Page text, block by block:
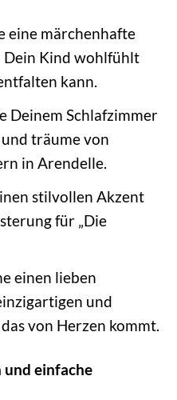
eine märchenhafte
Dein Kind wohlfühlt
kann.
Deinem Schlafzimmer
träume von
in Arendelle.
stilvollen Akzent
für „Die
einen lieben
und
von Herzen kommt.
einfache